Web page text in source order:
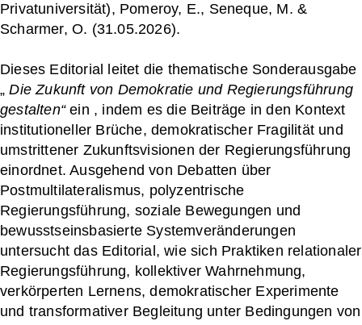
Privatuniversität), Pomeroy, E., Seneque, M. &
Scharmer, O. (31.05.2026).
Dieses Editorial leitet die thematische Sonderausgabe
„Die Zukunft von Demokratie und Regierungsführung
gestalten“ein , indem es die Beiträge in den Kontext
institutioneller Brüche, demokratischer Fragilität und
umstrittener Zukunftsvisionen der Regierungsführung
einordnet. Ausgehend von Debatten über
Postmultilateralismus, polyzentrische
Regierungsführung, soziale Bewegungen und
bewusstseinsbasierte Systemveränderungen
untersucht das Editorial, wie sich Praktiken relationaler
Regierungsführung, kollektiver Wahrnehmung,
verkörperten Lernens, demokratischer Experimente
und transformativer Begleitung unter Bedingungen von